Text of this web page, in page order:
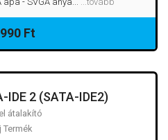
Ft
IDE 2 (SATA-IDE2)
átalakító
Termék